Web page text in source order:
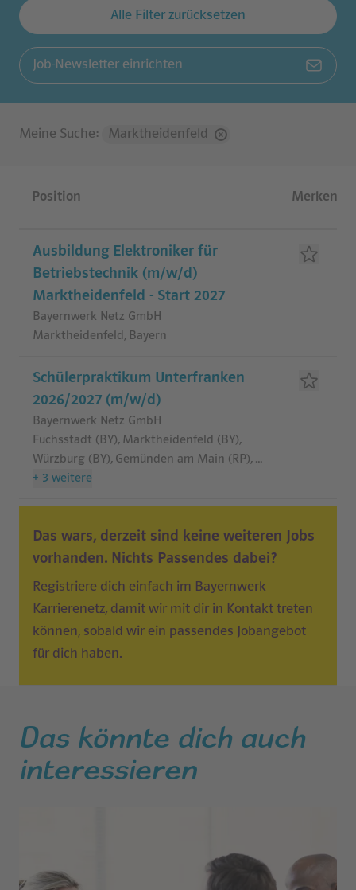
Alle Filter zurücksetzen
Job-Newsletter einrichten
Meine Suche: Marktheidenfeld
Position Merken
Ausbildung Elektroniker für
Betriebstechnik (m/w/d)
Marktheidenfeld - Start 2027
Bayernwerk Netz GmbH
Marktheidenfeld, Bayern
Schülerpraktikum Unterfranken
2026/2027 (m/w/d)
Bayernwerk Netz GmbH
Fuchsstadt (BY), Marktheidenfeld (BY),
Würzburg (BY), Gemünden am Main (RP), ...
+ 3 weitere
Das wars, derzeit sind keine weiteren Jobs
vorhanden. Nichts Passendes dabei?
Registriere dich einfach im Bayernwerk
Karrierenetz, damit wir mit dir in Kontakt treten
können, sobald wir ein passendes Jobangebot
für dich haben.
Das könnte dich auch
interessieren